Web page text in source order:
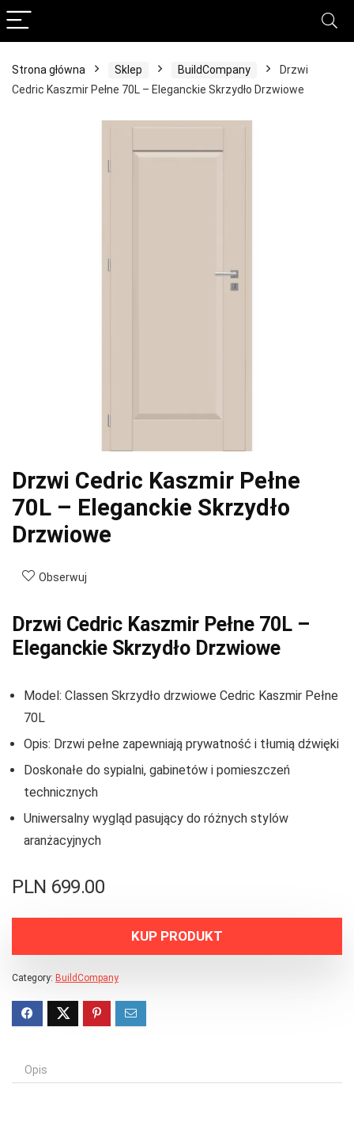
Strona główna Sklep BuildCompany
Drzwi
Cedric Kaszmir Pełne 70L – Eleganckie Skrzydło Drzwiowe
Drzwi Cedric Kaszmir Pełne
70L – Eleganckie Skrzydło
Drzwiowe
Obserwuj
Drzwi Cedric Kaszmir Pełne 70L –
Eleganckie Skrzydło Drzwiowe
Model: Classen Skrzydło drzwiowe Cedric Kaszmir Pełne
70L
Opis: Drzwi pełne zapewniają prywatność i tłumią dźwięki
Doskonałe do sypialni, gabinetów i pomieszczeń
technicznych
Uniwersalny wygląd pasujący do różnych stylów
aranżacyjnych
PLN 699.00
KUP PRODUKT
Category: BuildCompany
Opis